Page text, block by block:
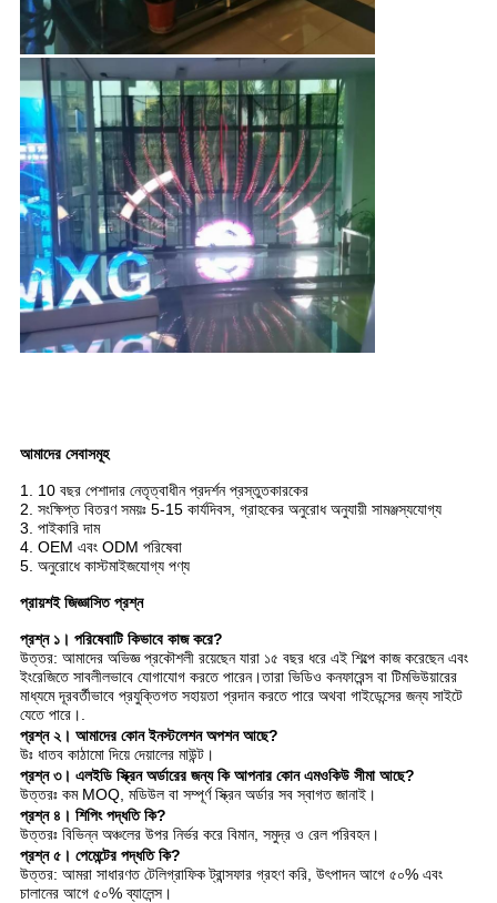
আমাদের সেবাসমূহ
1. 10 বছর পেশাদার নেতৃত্বাধীন প্রদর্শন প্রস্তুতকারকের
2. সংক্ষিপ্ত বিতরণ সময়ঃ 5-15 কার্যদিবস, গ্রাহকের অনুরোধ অনুযায়ী সামঞ্জস্যযোগ্য
3. পাইকারি দাম
4. OEM এবং ODM পরিষেবা
5. অনুরোধে কাস্টমাইজযোগ্য পণ্য
প্রায়শই জিজ্ঞাসিত প্রশ্ন
প্রশ্ন ১। পরিষেবাটি কিভাবে কাজ করে?
উত্তর: আমাদের অভিজ্ঞ প্রকৌশলী রয়েছেন যারা ১৫ বছর ধরে এই শিল্পে কাজ করেছেন এবং
ইংরেজিতে সাবলীলভাবে যোগাযোগ করতে পারেন।তারা ভিডিও কনফারেন্স বা টিমভিউয়ারের
মাধ্যমে দূরবর্তীভাবে প্রযুক্তিগত সহায়তা প্রদান করতে পারে অথবা গাইডেন্সের জন্য সাইটে
যেতে পারে।.
প্রশ্ন ২। আমাদের কোন ইনস্টলেশন অপশন আছে?
উঃ ধাতব কাঠামো দিয়ে দেয়ালের মাউন্ট।
প্রশ্ন ৩। এলইডি স্ক্রিন অর্ডারের জন্য কি আপনার কোন এমওকিউ সীমা আছে?
উত্তরঃ কম MOQ, মডিউল বা সম্পূর্ণ স্ক্রিন অর্ডার সব স্বাগত জানাই।
প্রশ্ন ৪। শিপিং পদ্ধতি কি?
উত্তরঃ বিভিন্ন অঞ্চলের উপর নির্ভর করে বিমান, সমুদ্র ও রেল পরিবহন।
প্রশ্ন ৫। পেমেন্টের পদ্ধতি কি?
উত্তর: আমরা সাধারণত টেলিগ্রাফিক ট্রান্সফার গ্রহণ করি, উৎপাদন আগে ৫০% এবং
চালানের আগে ৫০% ব্যালেন্স।